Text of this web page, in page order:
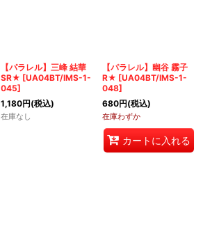
【パラレル】三峰 結華
SR★ [UA04BT/IMS-1-
045]
1,180円(税込)
在庫なし
【パラレル】幽谷 霧子
R★ [UA04BT/IMS-1-
048]
680円(税込)
在庫わずか
カートに入れる